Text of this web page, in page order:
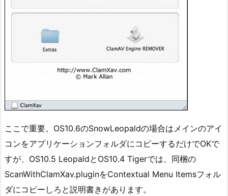
ここで重要。OS10.6のSnowLeopaldの場合はメインのアイ
コンをアプリケーションフォルダにコピーするだけでOKで
すが、OS10.5 LeopaldとOS10.4 Tigerでは、同梱の
ScanWithClamXav.pluginをContextual Menu Itemsフォル
ダにコピーしろと説明書きがあります。